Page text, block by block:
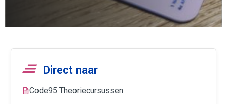
Direct naar
Code95 Theoriecursussen